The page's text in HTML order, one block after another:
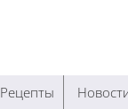
Рецепты